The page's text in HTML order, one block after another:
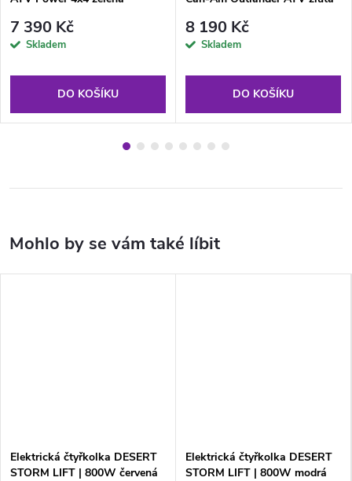
7 390 Kč
Skladem
DO KOŠÍKU
8 190 Kč
Skladem
DO KOŠÍKU
Elektrická čtyřkolka DESERT
STORM LIFT | 800W červená
Elektrická čtyřkolka DESERT
STORM LIFT | 800W modrá